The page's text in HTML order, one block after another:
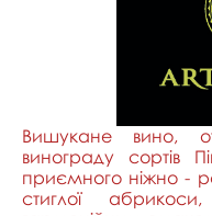
Вишукане вино,
винограду сортів
приємного ніжно -
стиглої